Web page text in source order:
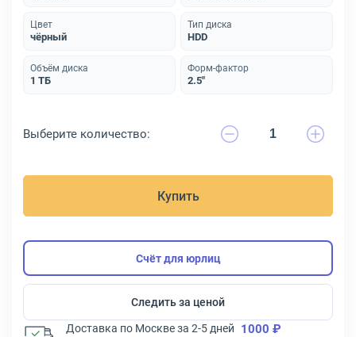
Цвет
чёрный
Тип диска
HDD
Объём диска
1 ТБ
Форм-фактор
2.5"
Выберите количество:
Купить
Счёт для юрлиц
Следить за ценой
Доставка по Москве за 2-5 дней 1000 ₽